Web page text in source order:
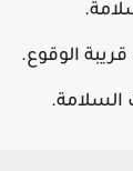
الوقوع.
السلامة.